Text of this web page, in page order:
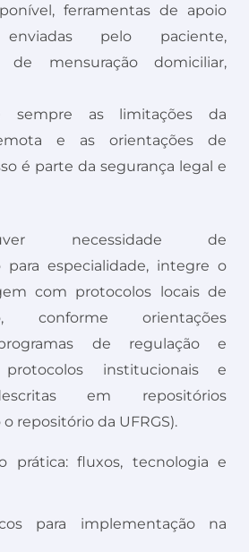
ferramentas de apoio
enviadas pelo paciente,
de mensuração domiciliar,
sempre as limitações da
e as orientações de
é parte da segurança legal e
necessidade de
para especialidade, integre o
com protocolos locais de
conforme orientações
de regulação e
institucionais e
em repositórios
repositório da UFRGS).
prática: fluxos, tecnologia e
para implementação na